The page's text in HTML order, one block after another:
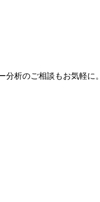
析のご相談もお気軽に。